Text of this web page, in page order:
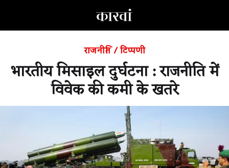
राजनीति/टिप्पणी
भारतीय मिसाइल दुर्घटना : राजनीति में
विवेक की कमी के खतरे